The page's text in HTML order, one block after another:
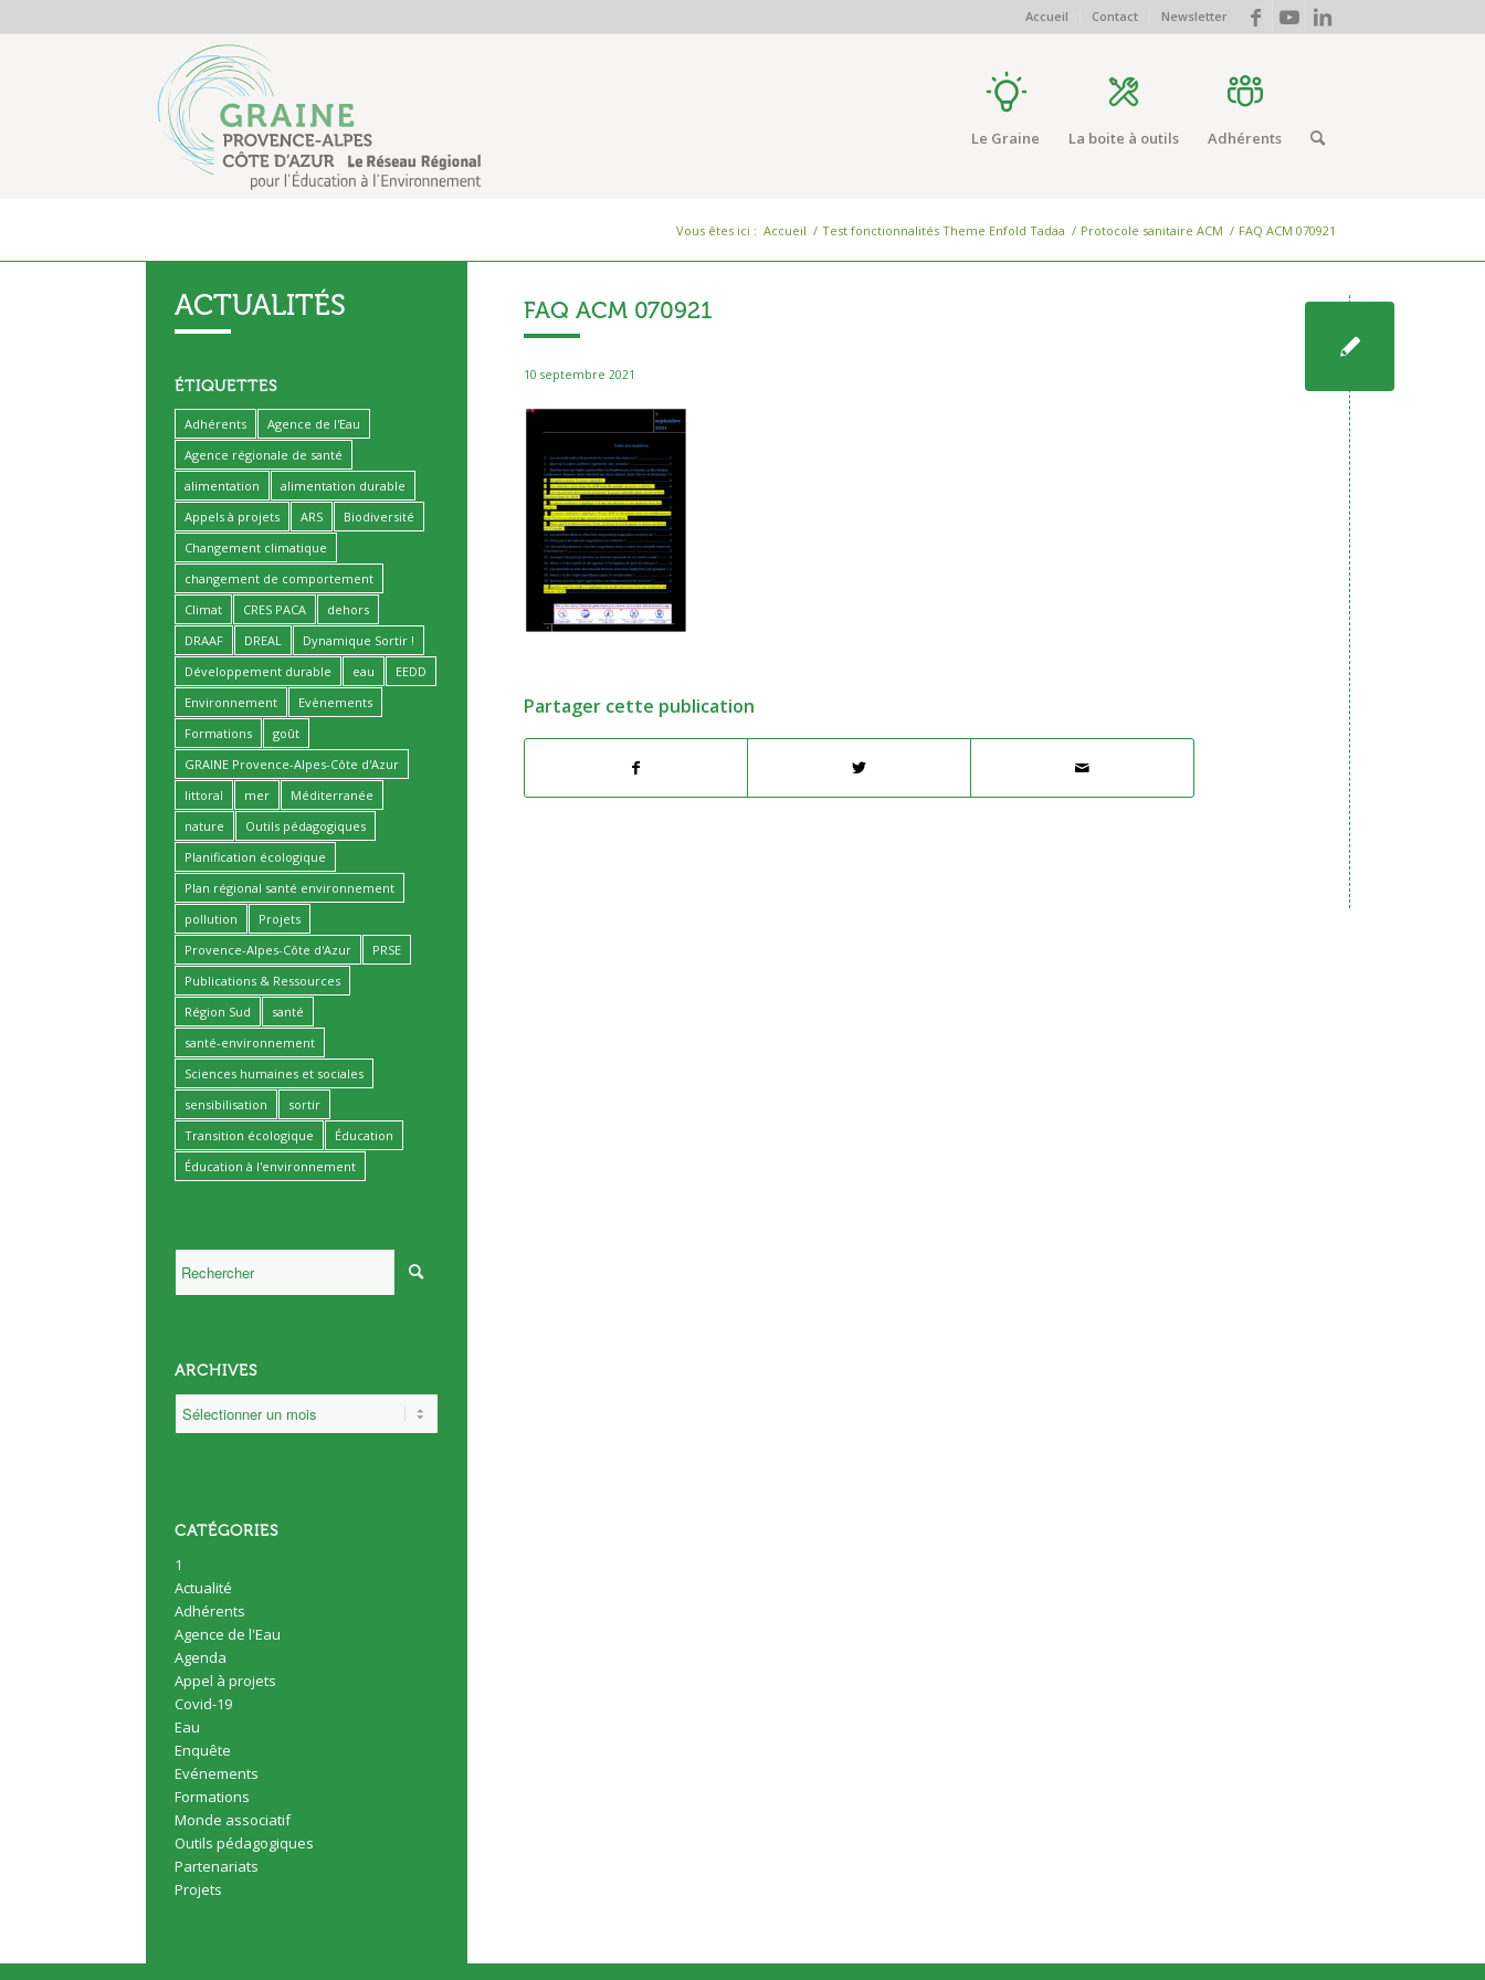
Accueil Contact Newsletter
Le Graine La boite à outils Adhérents
Vous êtes ici : Accueil / Test fonctionnalités Theme Enfold Tadaa / Protocole sanitaire ACM / FAQ ACM 070921
FAQ ACM 070921
10 septembre 2021
Partager cette publication
ACTUALITÉS
ÉTIQUETTES
Adhérents
Agence de l'Eau
Agence régionale de santé
alimentation
alimentation durable
Appels à projets
ARS
Biodiversité
Changement climatique
changement de comportement
Climat
CRES PACA
dehors
DRAAF
DREAL
Dynamique Sortir !
Développement durable
eau
EEDD
Environnement
Evènements
Formations
goût
GRAINE Provence-Alpes-Côte d'Azur
littoral
mer
Méditerranée
nature
Outils pédagogiques
Planification écologique
Plan régional santé environnement
pollution
Projets
Provence-Alpes-Côte d'Azur
PRSE
Publications & Ressources
Région Sud
santé
santé-environnement
Sciences humaines et sociales
sensibilisation
sortir
Transition écologique
Éducation
Éducation à l'environnement
ARCHIVES
CATÉGORIES
1
Actualité
Adhérents
Agence de l'Eau
Agenda
Appel à projets
Covid-19
Eau
Enquête
Evénements
Formations
Monde associatif
Outils pédagogiques
Partenariats
Projets